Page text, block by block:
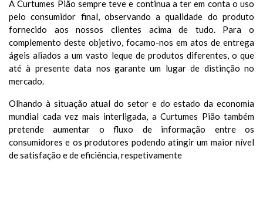
A Curtumes Pião sempre teve e continua a ter em conta o uso
pelo consumidor final, observando a qualidade do produto
fornecido aos nossos clientes acima de tudo. Para o
complemento deste objetivo, focamo-nos em atos de entrega
ágeis aliados a um vasto leque de produtos diferentes, o que
até à presente data nos garante um lugar de distinção no
mercado.
Olhando à situação atual do setor e do estado da economia
mundial cada vez mais interligada, a Curtumes Pião também
pretende aumentar o fluxo de informação entre os
consumidores e os produtores podendo atingir um maior nível
de satisfação e de eficiência, respetivamente